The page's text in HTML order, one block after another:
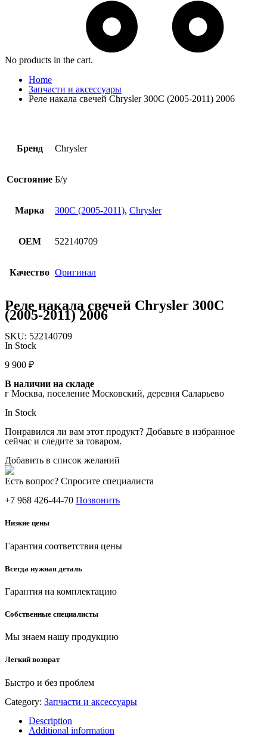
No products in the cart.
Home
Запчасти и аксессуары
Реле накала свечей Chrysler 300C (2005-2011) 2006
Бренд Chrysler
Состояние Б/у
Марка 300C (2005-2011), Chrysler
OEM 522140709
Качество Оригинал
Реле накала свечей Chrysler 300C
(2005-2011) 2006
SKU: 522140709
In Stock
9 900 ₽
В наличии на складе
г Москва, поселение Московский, деревня Саларьево
In Stock
Понравился ли вам этот продукт? Добавьте в избранное
сейчас и следите за товаром.
Добавить в список желаний
Есть вопрос? Спросите специалиста
+7 968 426-44-70 Позвонить
Низкие цены
Гарантия соответствия цены
Всегда нужная деталь
Гарантия на комплектацию
Собственные специалисты
Мы знаем нашу продукцию
Легкий возврат
Быстро и без проблем
Category: Запчасти и аксессуары
Description
Additional information